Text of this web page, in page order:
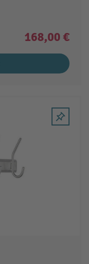
168,00 €